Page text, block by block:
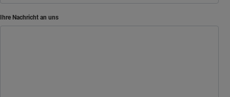
Ihre Nachricht an uns